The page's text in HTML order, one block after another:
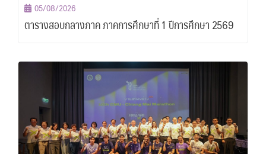
05/08/2026
ตารางสอบกลางภาค ภาคการศึกษาที่ 1 ปีการศึกษา 2569